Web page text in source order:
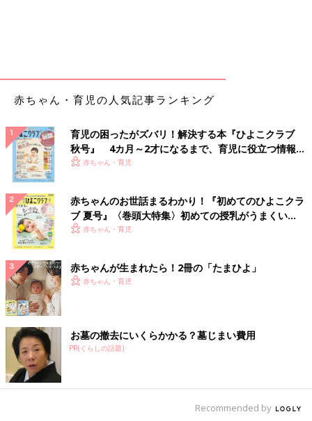
赤ちゃん・育児の人気記事ランキング
育児の困ったがズバリ！解決する本『ひよこクラブ
秋号』 4カ月～2才になるまで、育児に役立つ情報が
いっぱい！
赤ちゃん・育児
赤ちゃんのお世話まるわかり！『初めてのひよこクラ
ブ 夏号』〈巻頭大特集〉初めての授乳がうまくい
く！ おっぱい・ミルクの基本と夏のトラブル 解決テ
赤ちゃん・育児
赤ちゃんが生まれたら！2冊の「たまひよ」
赤ちゃん・育児
お墓の撤去にいくらかかる？墓じまい費用
PR(くらしの話題)
Recommended by